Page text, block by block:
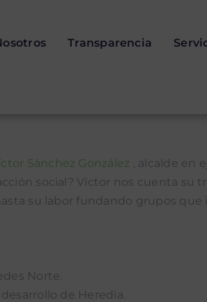
Transparencia
Sánchez González , alcalde en
social? Víctor nos cuenta su
su labor fundando grupos que
Norte.
de Heredia.